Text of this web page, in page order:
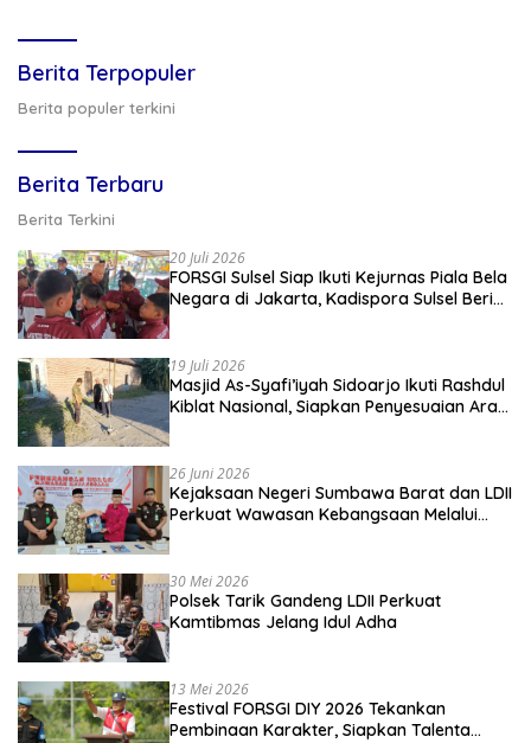
Berita Terpopuler
Berita populer terkini
Berita Terbaru
Berita Terkini
20 Juli 2026
FORSGI Sulsel Siap Ikuti Kejurnas Piala Bela
Negara di Jakarta, Kadispora Sulsel Beri
19 Juli 2026
Masjid As-Syafi’iyah Sidoarjo Ikuti Rashdul
Kiblat Nasional, Siapkan Penyesuaian Arah
26 Juni 2026
Kejaksaan Negeri Sumbawa Barat dan LDII
Perkuat Wawasan Kebangsaan Melalui
30 Mei 2026
Polsek Tarik Gandeng LDII Perkuat
Kamtibmas Jelang Idul Adha
13 Mei 2026
Festival FORSGI DIY 2026 Tekankan
Pembinaan Karakter, Siapkan Talenta